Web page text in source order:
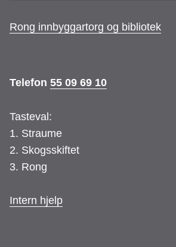
c
o
s
g
Rong innbyggartorg og bibliotek
Telefon 55 09 69 10
Tasteval:
1. Straume
2. Skogsskiftet
3. Rong
Intern hjelp